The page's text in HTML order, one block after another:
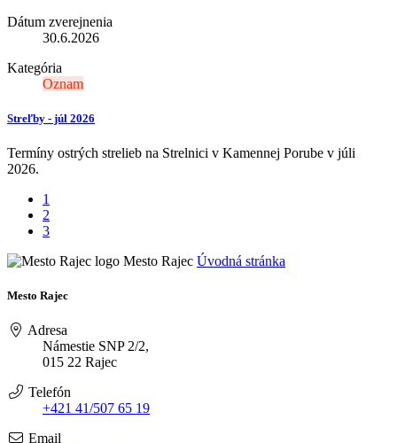
Dátum zverejnenia
30.6.2026
Kategória
Oznam
Streľby - júl 2026
Termíny ostrých strelieb na Strelnici v Kamennej Porube v júli
2026.
1
2
3
Mesto Rajec Úvodná stránka
Mesto Rajec
Adresa
Námestie SNP 2/2,
015 22 Rajec
Telefón
+421 41/507 65 19
Email